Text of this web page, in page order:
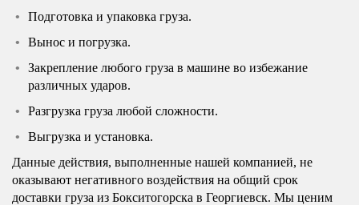
Подготовка и упаковка груза.
Вынос и погрузка.
Закрепление любого груза в машине во избежание
различных ударов.
Разгрузка груза любой сложности.
Выгрузка и установка.
Данные действия, выполненные нашей компанией, не
оказывают негативного воздействия на общий срок
доставки груза из Бокситогорска в Георгиевск. Мы ценим